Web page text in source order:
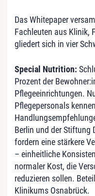
Das Whitepaper
Fachleuten aus Klinik,
gliedert sich in vier
Special Nutrition:
Prozent der
Pflegeeinrichtungen.
Pflegepersonals
Berlin und der Stiftung
fordern eine stärkere
– einheitliche
normaler Kost, die
reduzieren sollen.
Klinikums Osnabrück.